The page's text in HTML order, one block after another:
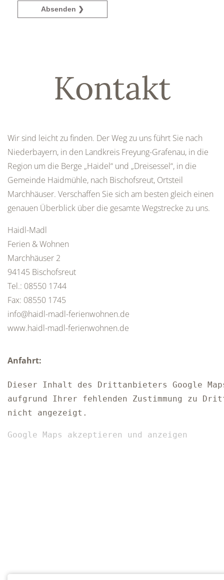
Absenden ❯
Kontakt
Wir sind leicht zu finden. Der Weg zu uns führt Sie nach
Niederbayern, in den Landkreis Freyung-Grafenau, in die
Region um die Berge „Haidel“ und „Dreisessel“, in die
Gemeinde Haidmühle, nach Bischofsreut, Ortsteil
Marchhäuser. Verschaffen Sie sich am besten gleich einen
genauen Überblick über die gesamte Wegstrecke zu uns.
Haidl-Madl
Ferien & Wohnen
Marchhäuser 2
94145 Bischofsreut
Tel.: 08550 1744
Fax: 08550 1745
info@haidl-madl-ferienwohnen.de
www.haidl-madl-ferienwohnen.de
Anfahrt:
Dieser Inhalt des Drittanbieters Google
aufgrund Ihrer fehlenden Zustimmung zu
nicht angezeigt.
Google Maps akzeptieren und anzeigen